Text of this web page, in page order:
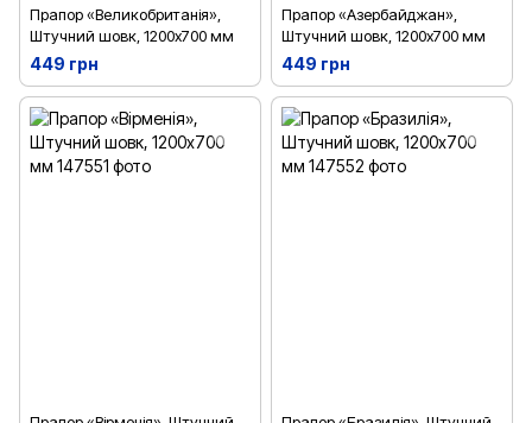
Прапор «Великобританія»,
Штучний шовк, 1200х700 мм
449 грн
Прапор «Азербайджан»,
Штучний шовк, 1200х700 мм
449 грн